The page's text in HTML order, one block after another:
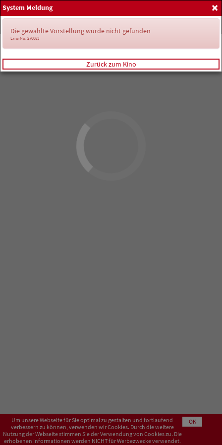
Home
Anmelden
Um unsere Webseite für Sie optimal zu gestalten und fortlaufend
verbessern zu können, verwenden wir Cookies. Durch die weitere
Nutzung der Webseite stimmen Sie der Verwendung von Cookies zu. Die
erhobenen Informationen werden NICHT für Werbezwecke verwendet.
OK
×
System Meldung
Die gewählte Vorstellung wurde nicht gefunden
ErrorNo. 270083
Zurück zum Kino